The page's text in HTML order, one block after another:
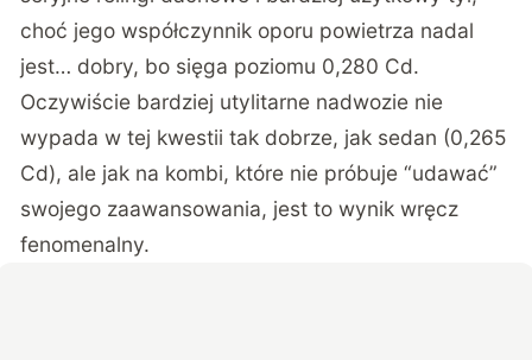
choć jego współczynnik oporu powietrza nadal
jest… dobry, bo sięga poziomu 0,280 Cd.
Oczywiście bardziej utylitarne nadwozie nie
wypada w tej kwestii tak dobrze, jak sedan (0,265
Cd), ale jak na kombi, które nie próbuje “udawać”
swojego zaawansowania, jest to wynik wręcz
fenomenalny.